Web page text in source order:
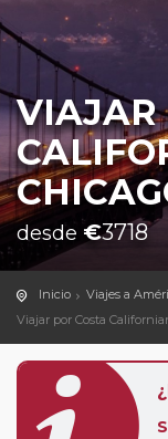
VIAJAR
desde €3718
Inicio Viajes a
Viajar por Costa